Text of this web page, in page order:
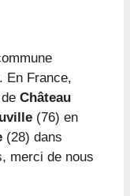
. En France,
Château
(76) en
(28) dans
merci de nous